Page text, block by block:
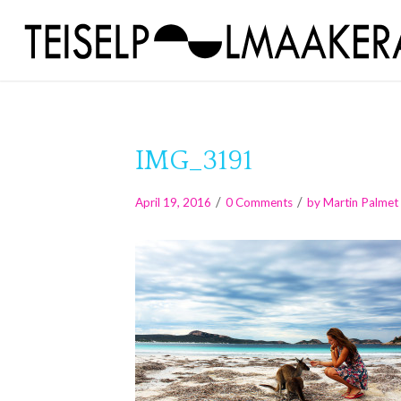
IMG_3191
April 19, 2016 / 0 Comments / byMartin Palmet